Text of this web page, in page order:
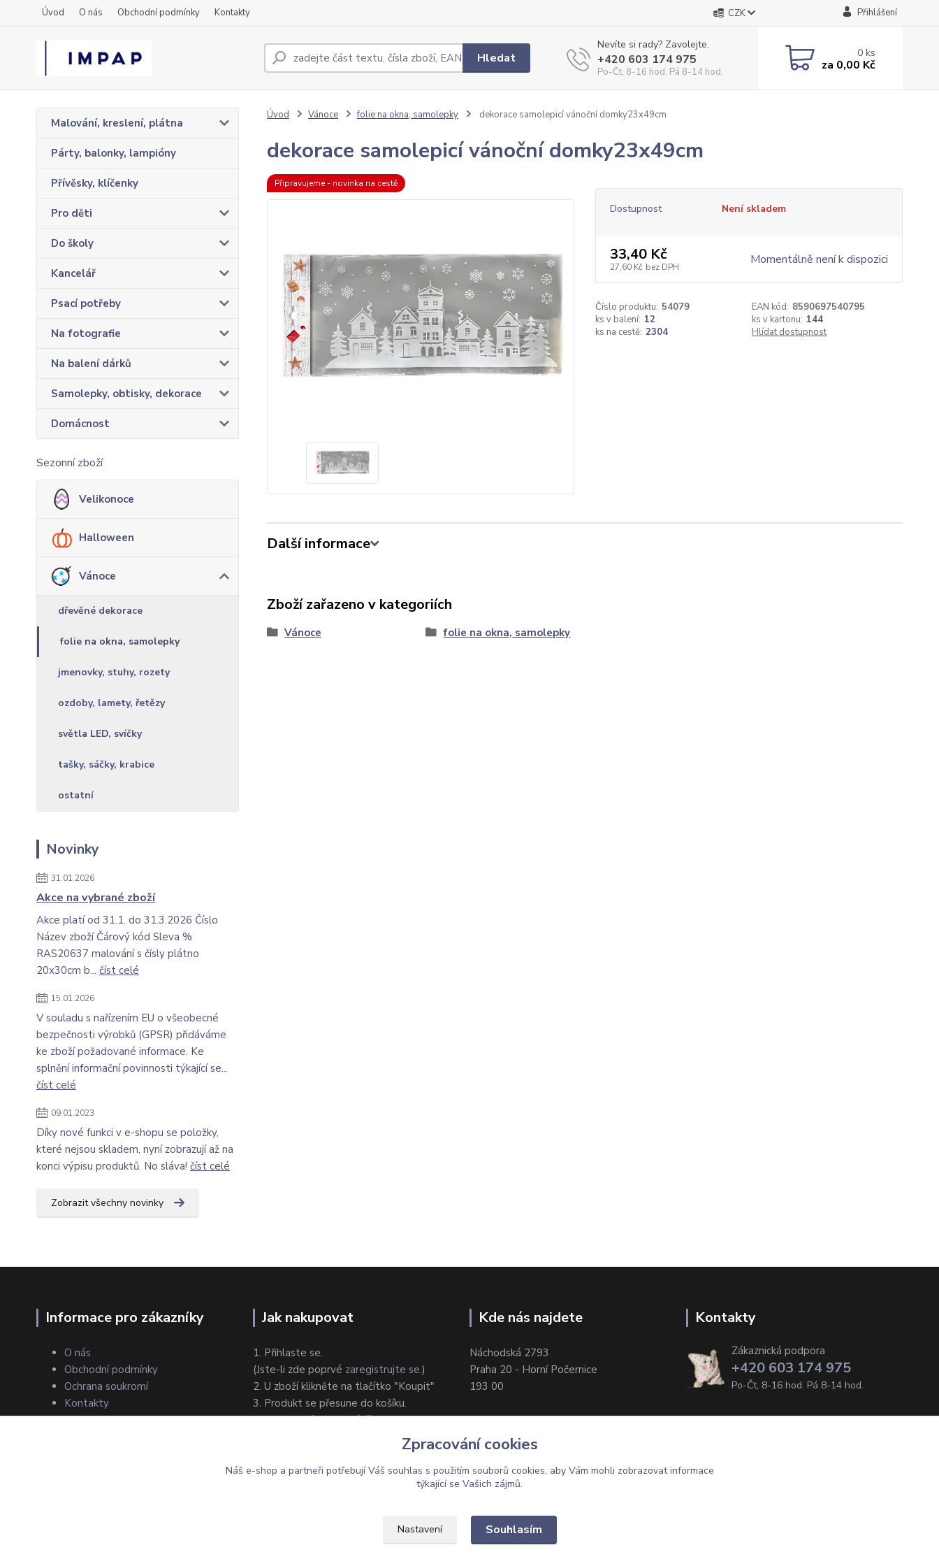
Úvod O nás Obchodní podmínky Kontakty CZK Přihlášení
Hledat
Nevíte si rady? Zavolejte.
+420 603 174 975
Po-Čt, 8-16 hod. Pá 8-14 hod.
0ks
za 0,00 Kč
Malování, kreslení, plátna
Párty, balonky, lampióny
Přívěsky, klíčenky
Pro děti
Do školy
Kancelář
Psací potřeby
Na fotografie
Na balení dárků
Samolepky, obtisky, dekorace
Domácnost
Sezonní zboží
Velikonoce
Halloween
Vánoce
dřevěné dekorace
folie na okna, samolepky
jmenovky, stuhy, rozety
ozdoby, lamety, řetězy
světla LED, svíčky
tašky, sáčky, krabice
ostatní
Novinky
31.01.2026
Akce na vybrané zboží
Akce platí od 31.1. do 31.3.2026 Číslo
Název zboží Čárový kód Sleva %
RAS20637 malování s čísly plátno
20x30cm b... číst celé
15.01.2026
V souladu s nařízením EU o všeobecné
bezpečnosti výrobků (GPSR) přidáváme
ke zboží požadované informace. Ke
splnění informační povinnosti týkající se...
číst celé
09.01.2023
Díky nové funkci v e-shopu se položky,
které nejsou skladem, nyní zobrazují až na
konci výpisu produktů. No sláva! číst celé
Zobrazit všechny novinky
Úvod Vánoce folie na okna, samolepky dekorace samolepicí vánoční domky23x49cm
dekorace samolepicí vánoční domky23x49cm
Připravujeme - novinka na cestě
Dostupnost Není skladem
33,40 Kč
27,60 Kč bez DPH Momentálně není k dispozici
Číslo produktu: 54079 EAN kód: 8590697540795
ks v balení: 12 ks v kartonu: 144
ks na cestě: 2304 Hlídat dostupnost
Další informace
Zboží zařazeno v kategoriích
Vánoce folie na okna, samolepky
Informace pro zákazníky
O nás
Obchodní podmínky
Ochrana soukromí
Kontakty
Jak nakupovat
1. Přihlaste se.
(Jste-li zde poprvé zaregistrujte se.)
2. U zboží klikněte na tlačítko "Koupit"
3. Produkt se přesune do košíku.
4. Zvolte způsob dodání/platby.
Kde nás najdete
Náchodská 2793
Praha 20 - Horní Počernice
193 00
Kontakty
Zákaznická podpora
+420 603 174 975
Po-Čt, 8-16 hod. Pá 8-14 hod.
Upravit sběr cookies.
Zpracování cookies
Náš e-shop a partneři potřebují Váš souhlas s použitím souborů cookies, aby Vám mohli zobrazovat informace
týkající se Vašich zájmů.
Nastavení Souhlasím